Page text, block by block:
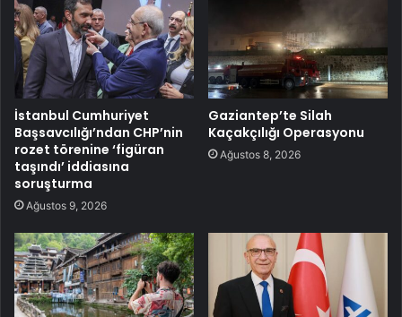
İstanbul Cumhuriyet
Başsavcılığı’ndan CHP’nin
rozet törenine ‘figüran
taşındı’ iddiasına
soruşturma
Ağustos 9, 2026
Gaziantep’te Silah
Kaçakçılığı Operasyonu
Ağustos 8, 2026